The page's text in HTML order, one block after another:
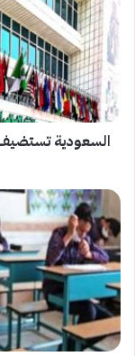
الدورة
الخامسة
والعشرين
لمؤتمر
مجمع
الفقه
الإسلامي
الدولي
السعودية
موعد
امتحانات
الصف
الثالث
الإعدادي
الترم
الثاني
2023